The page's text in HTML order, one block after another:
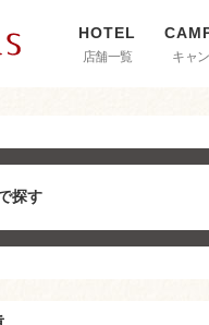
店舗一覧 キャ